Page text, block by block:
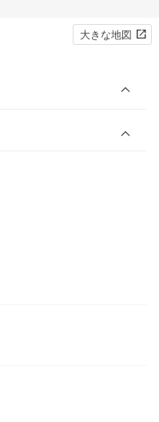
大きな地図